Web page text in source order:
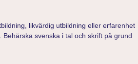
likvärdig utbildning eller erfarenhet
svenska i tal och skrift på grund